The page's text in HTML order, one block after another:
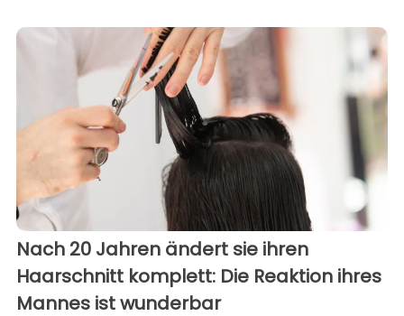
Nach 20 Jahren ändert sie ihren
Haarschnitt komplett: Die Reaktion ihres
Mannes ist wunderbar